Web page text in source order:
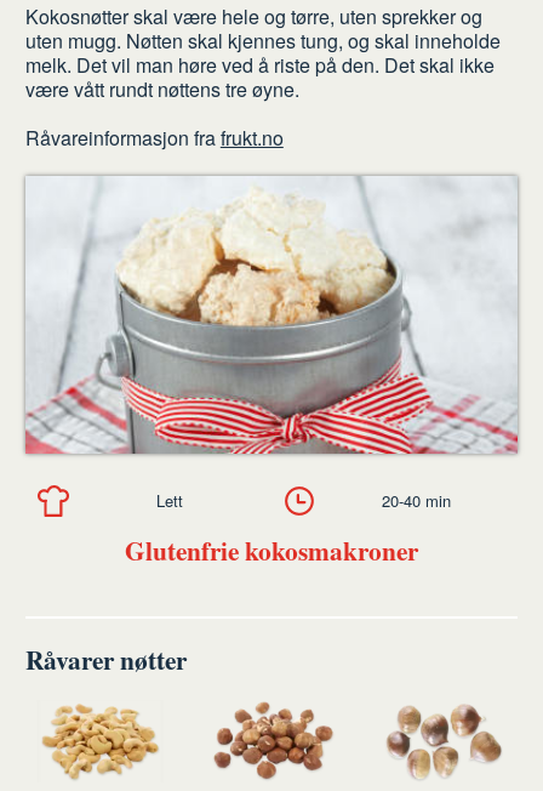
Kokosnøtter skal være hele og tørre, uten sprekker og
uten mugg. Nøtten skal kjennes tung, og skal inneholde
melk. Det vil man høre ved å riste på den. Det skal ikke
være vått rundt nøttens tre øyne.
Råvareinformasjon frafrukt.no
Glutenfrie kokosmakroner
Lett 20-40 min
Råvarer nøtter